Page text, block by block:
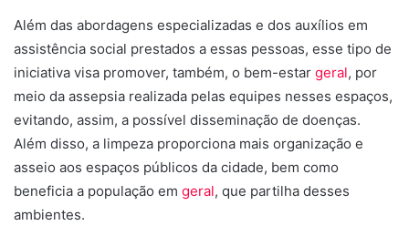
Além das abordagens especializadas e dos auxílios em
assistência social prestados a essas pessoas, esse tipo de
iniciativa visa promover, também, o bem-estar geral, por
meio da assepsia realizada pelas equipes nesses espaços,
evitando, assim, a possível disseminação de doenças.
Além disso, a limpeza proporciona mais organização e
asseio aos espaços públicos da cidade, bem como
beneficia a população em geral, que partilha desses
ambientes.